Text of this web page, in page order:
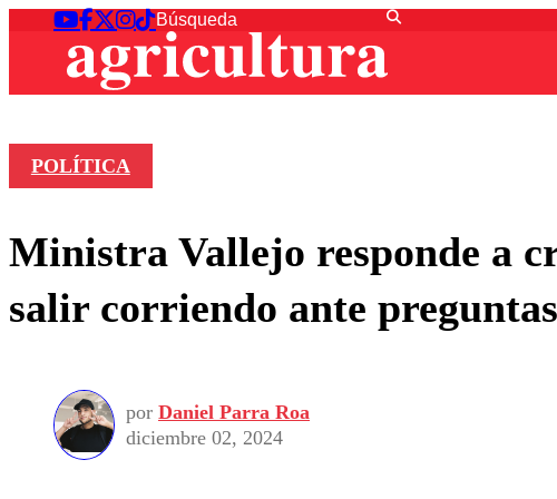
POLÍTICA
Ministra Vallejo responde a
salir corriendo ante
por Daniel Parra Roa
diciembre 02, 2024